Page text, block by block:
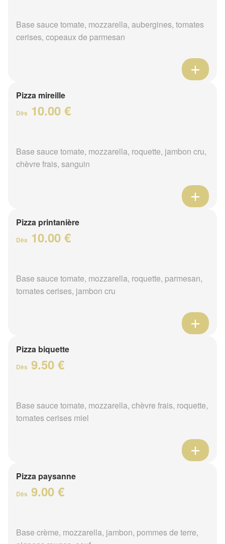
Base sauce tomate, mozzarella, aubergines, tomates
cerises, copeaux de parmesan
Pizza mireille
Dès 10.00 €
Base sauce tomate, mozzarella, roquette, jambon cru,
chèvre frais, sanguin
Pizza printanière
Dès 10.00 €
Base sauce tomate, mozzarella, roquette, parmesan,
tomates cerises, jambon cru
Pizza biquette
Dès 9.50 €
Base sauce tomate, mozzarella, chèvre frais, roquette,
tomates cerises miel
Pizza paysanne
Dès 9.00 €
Base crème, mozzarella, jambon, pommes de terre,